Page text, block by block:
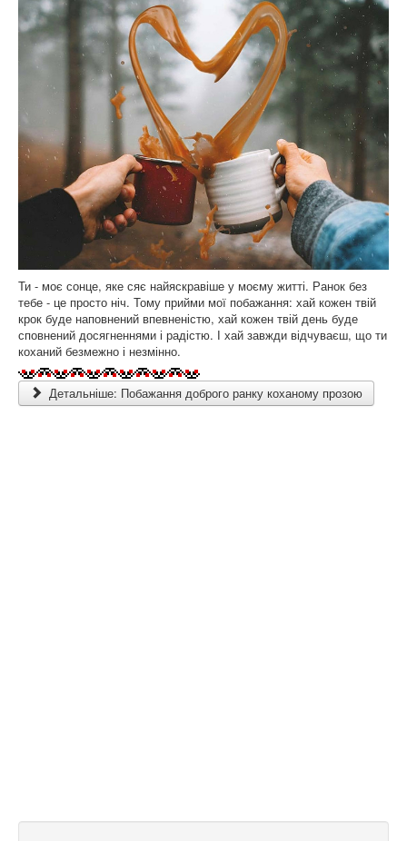
Ти - моє сонце, яке сяє найяскравіше у моєму житті. Ранок без
тебе - це просто ніч. Тому прийми мої побажання: хай кожен твій
крок буде наповнений впевненістю, хай кожен твій день буде
сповнений досягненнями і радістю. І хай завжди відчуваєш, що ти
коханий безмежно і незмінно.
Детальніше: Побажання доброго ранку коханому прозою